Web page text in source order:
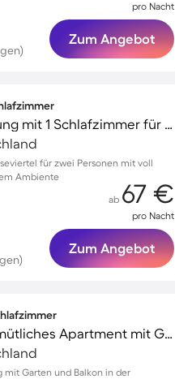
pro Nacht
Zum Angebot
Gemütliche Ferienwohnung mit 1 Schlafzimmer für 2 Personen
für zwei Personen mit voll
Ambiente
ab 67 €
pro Nacht
Zum Angebot
Familienfreundliches gemütliches Apartment mit Garten
Garten und Balkon in der